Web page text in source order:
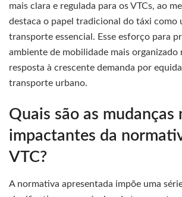
mais clara e regulada para os VTCs, ao
destaca o papel tradicional do táxi como
transporte essencial. Esse esforço para
ambiente de mobilidade mais organizado
resposta à crescente demanda por
transporte urbano.
Quais são as mudanças
impactantes da
VTC?
A normativa apresentada impõe uma